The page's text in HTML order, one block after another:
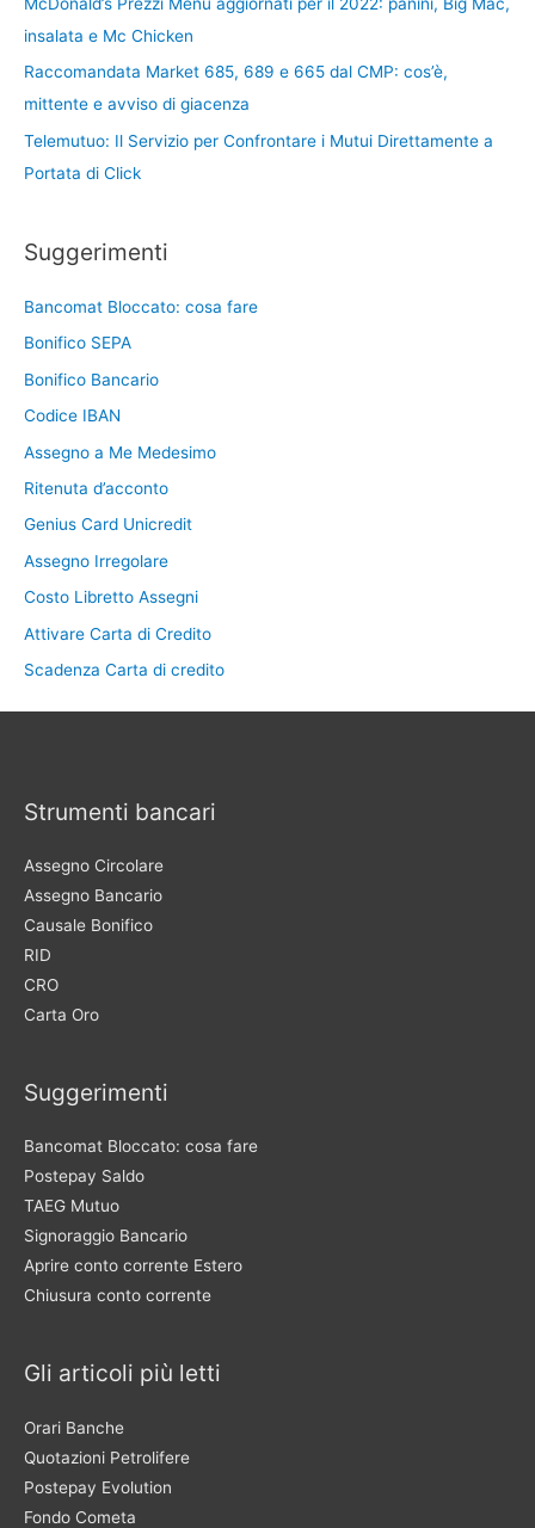
insalata e Mc Chicken
Raccomandata Market 685, 689 e 665 dal CMP: cos’è,
mittente e avviso di giacenza
Telemutuo: Il Servizio per Confrontare i Mutui Direttamente a
Portata di Click
Suggerimenti
Bancomat Bloccato: cosa fare
Bonifico SEPA
Bonifico Bancario
Codice IBAN
Assegno a Me Medesimo
Ritenuta d’acconto
Genius Card Unicredit
Assegno Irregolare
Costo Libretto Assegni
Attivare Carta di Credito
Scadenza Carta di credito
Strumenti bancari
Assegno Circolare
Assegno Bancario
Causale Bonifico
RID
CRO
Carta Oro
Suggerimenti
Bancomat Bloccato: cosa fare
Postepay Saldo
TAEG Mutuo
Signoraggio Bancario
Aprire conto corrente Estero
Chiusura conto corrente
Gli articoli più letti
Orari Banche
Quotazioni Petrolifere
Postepay Evolution
Fondo Cometa